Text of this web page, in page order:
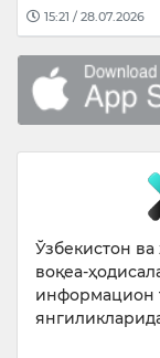
15:21 / 28.07.2026
Ўзбекистон
воқеа-
информацион